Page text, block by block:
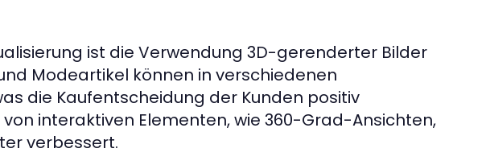
ist die Verwendung 3D-gerenderter Bilder
Modeartikel können in verschiedenen
die Kaufentscheidung der Kunden positiv
interaktiven Elementen, wie 360-Grad-Ansichten,
verbessert.